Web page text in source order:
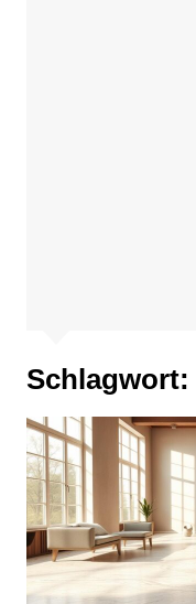
Schlagwort: